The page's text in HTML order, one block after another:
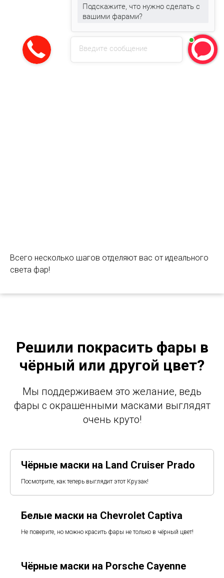
Всего несколько шагов отделяют вас от идеального
света фар!
Решили покрасить фары в
чёрный или другой цвет?
Мы поддерживаем это желание, ведь
фары с окрашенными масками выглядят
очень круто!
Чёрные маски на Land Cruiser Prado
Посмотрите, как теперь выглядит этот Крузак!
Белые маски на Chevrolet Captiva
Не поверите, но можно красить фары не только в чёрный цвет!
Чёрные маски на Porsche Cayenne
Введите сообщение
Подскажите, что нужно сделать с
вашими фарами?